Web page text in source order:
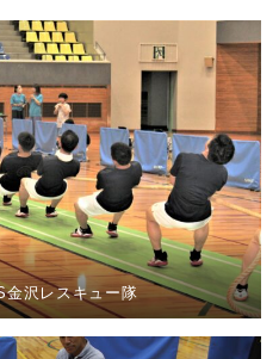
金沢レスキュー隊